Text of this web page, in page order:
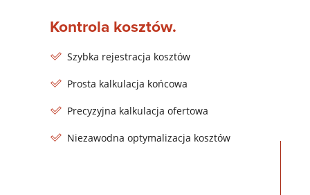
Kontrola kosztów.
Szybka rejestracja kosztów
Prosta kalkulacja końcowa
Precyzyjna kalkulacja ofertowa
Niezawodna optymalizacja kosztów